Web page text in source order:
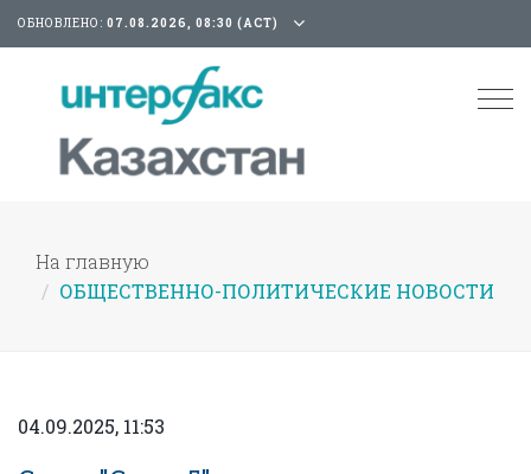
ОБНОВЛЕНО: 07.08.2026, 08:30 (АСТ)
На главную
ОБЩЕСТВЕННО-ПОЛИТИЧЕСКИЕ НОВОСТИ
04.09.2025, 11:53